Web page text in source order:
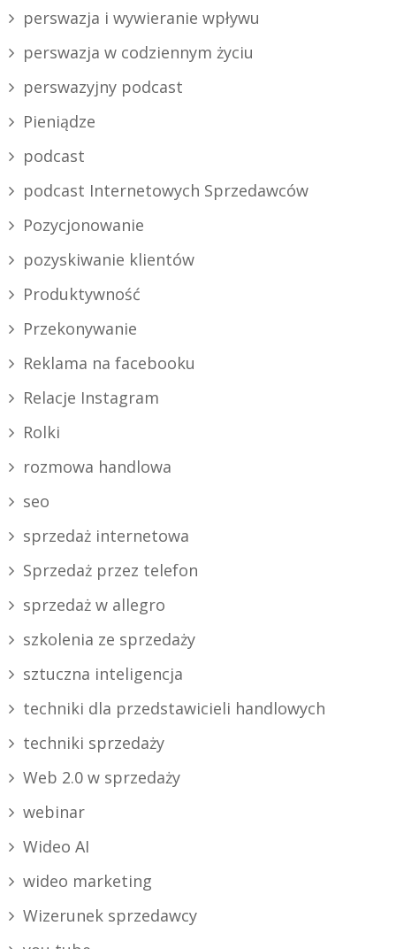
perswazja i wywieranie wpływu
perswazja w codziennym życiu
perswazyjny podcast
Pieniądze
podcast
podcast Internetowych Sprzedawców
Pozycjonowanie
pozyskiwanie klientów
Produktywność
Przekonywanie
Reklama na facebooku
Relacje Instagram
Rolki
rozmowa handlowa
seo
sprzedaż internetowa
Sprzedaż przez telefon
sprzedaż w allegro
szkolenia ze sprzedaży
sztuczna inteligencja
techniki dla przedstawicieli handlowych
techniki sprzedaży
Web 2.0 w sprzedaży
webinar
Wideo AI
wideo marketing
Wizerunek sprzedawcy